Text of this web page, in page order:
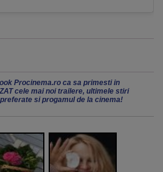
Procinema.ro ca sa primesti in
cele mai noi trailere, ultimele stiri
si progamul de la cinema!